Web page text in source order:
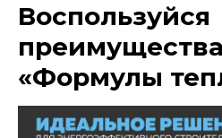
Воспользуйся
«Формулы